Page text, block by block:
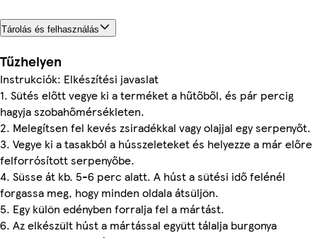
Tárolás és felhasználás
Tűzhelyen
Instrukciók: Elkészítési javaslat
1. Sütés előtt vegye ki a terméket a hűtőből, és pár percig
hagyja szobahőmérsékleten.
2. Melegítsen fel kevés zsiradékkal vagy olajjal egy serpenyőt.
3. Vegye ki a tasakból a hússzeleteket és helyezze a már előre
felforrósított serpenyőbe.
4. Süsse át kb. 5-6 perc alatt. A húst a sütési idő felénél
forgassa meg, hogy minden oldala átsüljön.
5. Egy külön edényben forralja fel a mártást.
6. Az elkészült húst a mártással együtt tálalja burgonya